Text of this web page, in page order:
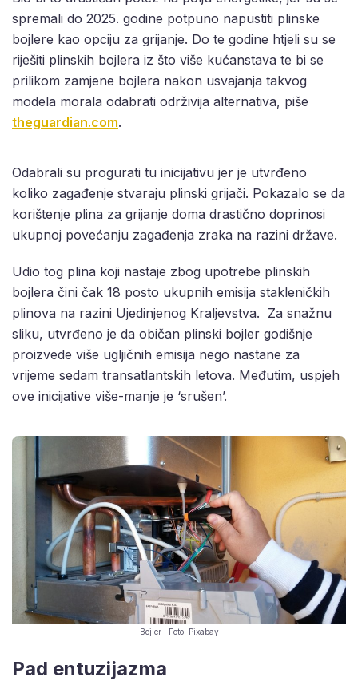
spremali do 2025. godine potpuno napustiti plinske
bojlere kao opciju za grijanje. Do te godine htjeli su se
riješiti plinskih bojlera iz što više kućanstava te bi se
prilikom zamjene bojlera nakon usvajanja takvog
modela morala odabrati održivija alternativa, piše
theguardian.com.
Odabrali su progurati tu inicijativu jer je utvrđeno
koliko zagađenje stvaraju plinski grijači. Pokazalo se da
korištenje plina za grijanje doma drastično doprinosi
ukupnoj povećanju zagađenja zraka na razini države.
Udio tog plina koji nastaje zbog upotrebe plinskih
bojlera čini čak 18 posto ukupnih emisija stakleničkih
plinova na razini Ujedinjenog Kraljevstva. Za snažnu
sliku, utvrđeno je da običan plinski bojler godišnje
proizvede više ugljičnih emisija nego nastane za
vrijeme sedam transatlantskih letova. Međutim, uspjeh
ove inicijative više-manje je ‘srušen’.
Bojler | Foto: Pixabay
Pad entuzijazma